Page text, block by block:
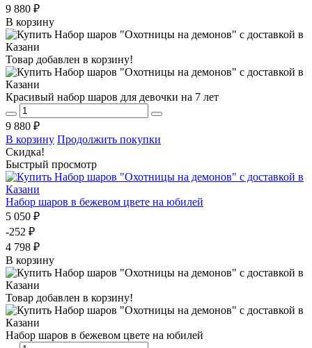
9 880 ₽
В корзину
Товар добавлен в корзину!
Красивый набор шаров для девочки на 7 лет
9 880 ₽
В корзину Продолжить покупки
Скидка!
Быстрый просмотр
Набор шаров в бежевом цвете на юбилей
5 050 ₽
-252 ₽
4 798 ₽
В корзину
Товар добавлен в корзину!
Набор шаров в бежевом цвете на юбилей